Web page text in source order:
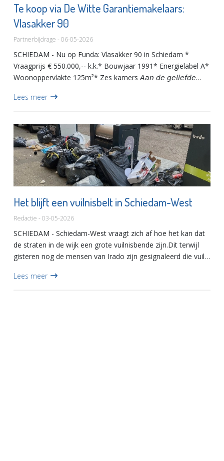
Te koop via De Witte Garantiemakelaars:
Vlasakker 90
Partnerbijdrage - 06-05-2026
SCHIEDAM - Nu op Funda: Vlasakker 90 in Schiedam *
Vraagprijs € 550.000,-- k.k.* Bouwjaar 1991* Energielabel A*
Woonoppervlakte 125m²* Zes kamers 𝘈𝘢𝘯 𝘥𝘦 𝘨𝘦𝘭𝘪𝘦𝘧𝘥𝘦
𝘥𝘦𝘻𝘦 𝘳𝘦𝘤𝘦𝘯𝘵 𝘨𝘦𝘮𝘰𝘥...
Lees meer
Het blijft een vuilnisbelt in Schiedam-West
Redactie - 03-05-2026
SCHIEDAM - Schiedam-West vraagt zich af hoe het kan dat
de straten in de wijk een grote vuilnisbende zijn.Dit terwijl
gisteren nog de mensen van Irado zijn gesignaleerd die vuil
Lees meer